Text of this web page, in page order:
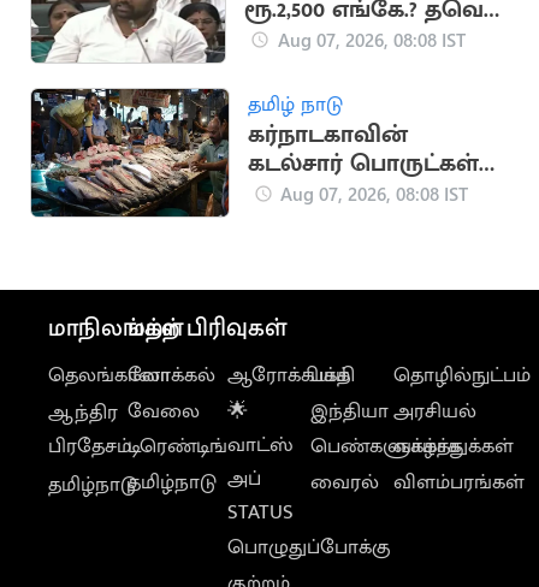
ரூ.2,500 எங்கே.? தவெக
அரசுக்கு பாமக
Aug 07, 2026, 08:08 IST
தமிழ் நாடு
கர்நாடகாவின்
கடல்சார் பொருட்கள்
ஏற்றுமதி 56% உயர்வு,
Aug 07, 2026, 08:08 IST
மாநிலங்கள்
தெலங்கானா
ஆந்திர
பிரதேசம்
தமிழ்நாடு
மற்ற பிரிவுகள்
லோக்கல்
வேலை
டிரெண்டிங்
தமிழ்நாடு
ஆரோக்கியம்
🌟
வாட்ஸ்
அப்
STATUS
பொழுதுப்போக்கு
பக்தி
இந்தியா
பெண்களுக்காக
வைரல்
தொழில்நுட்பம்
அரசியல்
வாழ்த்துக்கள்
விளம்பரங்கள்